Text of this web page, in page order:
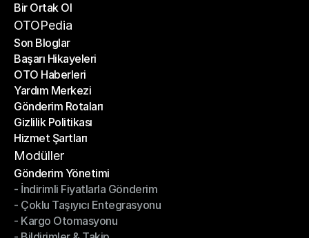
Gönderim API'si
Bir Ortak Ol
Bir Ortak Ol
OTOPedia
Son Bloglar
Son Bloglar
Başarı Hikayeleri
Başarı Hikayeleri
OTO Haberleri
OTO Haberleri
Yardım Merkezi
Yardım Merkezi
Gönderim Rotaları
Gönderim Rotaları
Gizlilik Politikası
Gizlilik Politikası
Hizmet Şartları
Hizmet Şartları
Modüller
Gönderim Yönetimi
Gönderim Yönetimi
- İndirimli Fiyatlarla Gönderim
- İndirimli Fiyatlarla Gönderim
- Çoklu Taşıyıcı Entegrasyonu
- Çoklu Taşıyıcı Entegrasyonu
- Kargo Otomasyonu